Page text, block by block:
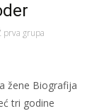
prva grupa
žene Biografija
tri godine